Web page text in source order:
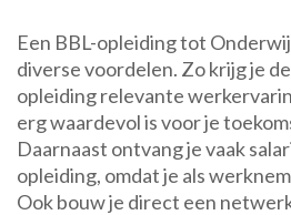
Een BBL-opleiding tot
diverse voordelen. Zo krijg je
opleiding relevante
erg waardevol is voor je
Daarnaast ontvang je vaak
opleiding, omdat je als
Ook bouw je direct een